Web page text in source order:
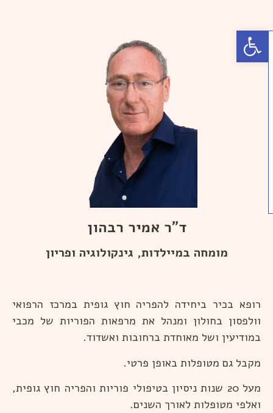
פתח סרגל נגישות
ד"ר אמיר רבהון
מומחה במיילדות, גינקולוגיה ופריון
רופא בכיר ביחידה להפריה חוץ גופית במרכז הרפואי
וולפסון בחולון ומנהל את מרפאות הפוריות של מכבי
במודיעין ושל מאוחדת ברחובות ואשדוד.
מקבל גם מטופלות באופן פרטי.
מעל 20 שנות ניסיון בטיפולי פוריות והפריה חוץ גופית,
ואלפי מטופלות לאורך השנים.